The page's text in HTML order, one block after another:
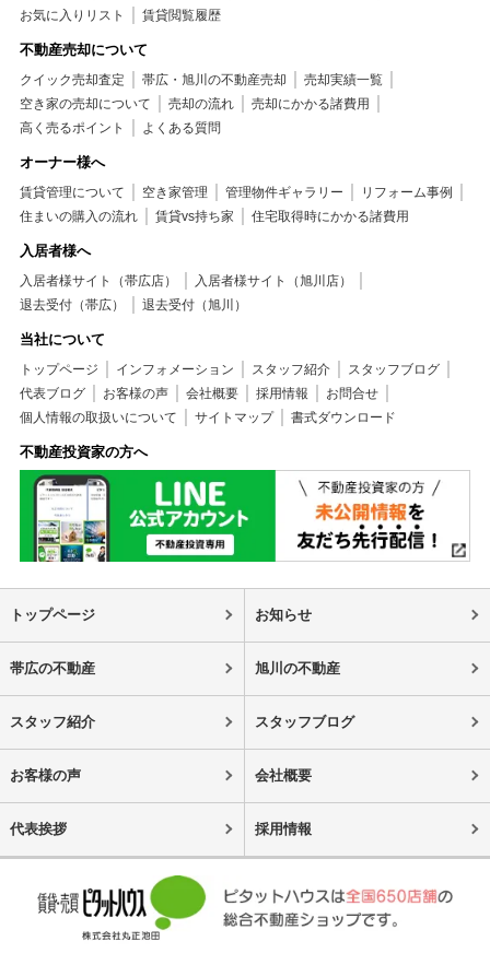
お気に入りリスト
賃貸閲覧履歴
不動産売却について
クイック売却査定 帯広・旭川の不動産売却
売却実績一覧
空き家の売却について
売却の流れ
売却にかかる諸費用
高く売るポイント
よくある質問
オーナー様へ
賃貸管理について 空き家管理 管理物件ギャラリー
リフォーム事例
住まいの購入の流れ
賃貸vs持ち家 住宅取得時にかかる諸費用
入居者様へ
入居者様サイト（帯広店）
入居者様サイト（旭川店）
退去受付（帯広）
退去受付（旭川）
当社について
トップページ インフォメーション スタッフ紹介
スタッフブログ
代表ブログ
お客様の声 会社概要 採用情報
お問合せ
個人情報の取扱いについて
サイトマップ 書式ダウンロード
不動産投資家の方へ
トップページ お知らせ
帯広の不動産 旭川の不動産
スタッフ紹介 スタッフブログ
お客様の声 会社概要
代表挨拶 採用情報